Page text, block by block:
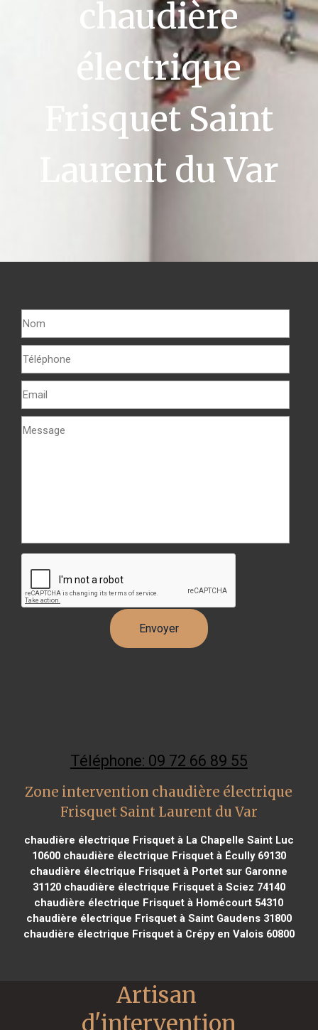
chaudière
électrique
Frisquet Saint
Laurent du Var
Téléphone: 09 72 66 89 55
Zone intervention chaudière électrique
Frisquet Saint Laurent du Var
chaudière électrique Frisquet à La Chapelle Saint Luc
10600chaudière électrique Frisquet à Écully 69130
chaudière électrique Frisquet à Portet sur Garonne
31120chaudière électrique Frisquet à Sciez 74140
chaudière électrique Frisquet à Homécourt 54310
chaudière électrique Frisquet à Saint Gaudens 31800
chaudière électrique Frisquet à Crépy en Valois 60800
Artisan
d'intervention